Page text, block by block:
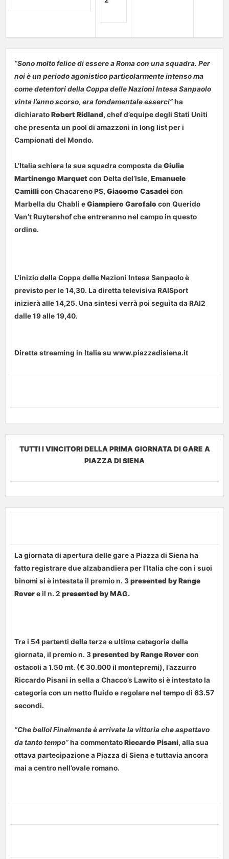
“Sono molto felice di essere a Roma con una squadra. Per
noi è un periodo agonistico particolarmente intenso ma
come detentori della Coppa delle Nazioni Intesa Sanpaolo
vinta l’anno scorso, era fondamentale esserci”ha
dichiaratoRobert Ridland, chef d’equipe degli Stati Uniti
che presenta un pool di amazzoni in long list per i
Campionati del Mondo.
L’Italia schiera la sua squadra composta daGiulia
Martinengo Marquet con Delta del’Isle, Emanuele
Camillicon Chacareno PS, Giacomo Casadeicon
Marbella du Chabli eGiampiero Garofalo con Querido
Van’t Ruytershof che entreranno nel campo in questo
ordine.
L’inizio della Coppa delle Nazioni Intesa Sanpaolo è
previsto per le 14,30. La diretta televisiva RAISport
inizierà alle 14,25. Una sintesi verrà poi seguita da RAI2
dalle 19 alle 19,40.
Diretta streaming in Italia su www.piazzadisiena.it
TUTTI I VINCITORI DELLA PRIMA GIORNATA DI GARE A
PIAZZA DI SIENA
La giornata di apertura delle gare a Piazza di Siena ha
fatto registrare due alzabandiera per l’Italia che con i suoi
binomi si è intestata il premio n. 3presented by Range
Rovere il n. 2 presented by MAG.
Tra i 54 partenti della terza e ultima categoria della
giornata, il premio n. 3presented by Range Rover con
ostacoli a 1.50 mt. (€ 30.000 il montepremi), l’azzurro
Riccardo Pisani in sella a Chacco’s Lawito si è intestato la
categoria con un netto fluido e regolare nel tempo di 63.57
secondi.
“Che bello! Finalmente è arrivata la vittoria che aspettavo
da tanto tempo”ha commentatoRiccardo Pisani, alla sua
ottava partecipazione a Piazza di Siena e tuttavia ancora
mai a centro nell’ovale romano.